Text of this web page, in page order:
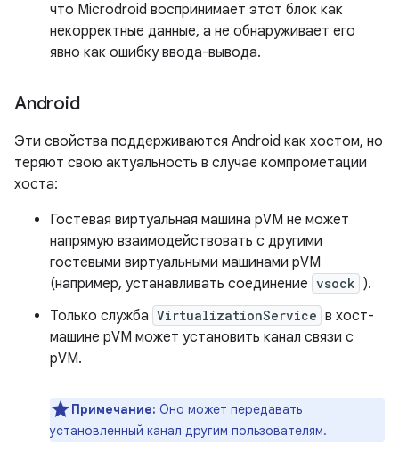
что Microdroid воспринимает этот блок как
некорректные данные, а не обнаруживает его
явно как ошибку ввода-вывода.
Android
Эти свойства поддерживаются Android как хостом, но
теряют свою актуальность в случае компрометации
хоста:
Гостевая виртуальная машина pVM не может
напрямую взаимодействовать с другими
гостевыми виртуальными машинами pVM
(например, устанавливать соединение vsock ).
Только служба VirtualizationService в хост-
машине pVM может установить канал связи с
pVM.
Примечание: Оно может передавать
установленный канал другим пользователям.